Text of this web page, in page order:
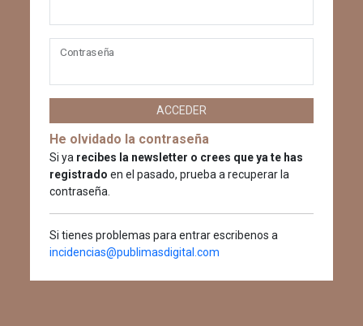
Contraseña
ACCEDER
He olvidado la contraseña
Si ya recibes la newsletter o crees que ya te has
registrado en el pasado, prueba a recuperar la
contraseña.
Si tienes problemas para entrar escribenos a
incidencias@publimasdigital.com